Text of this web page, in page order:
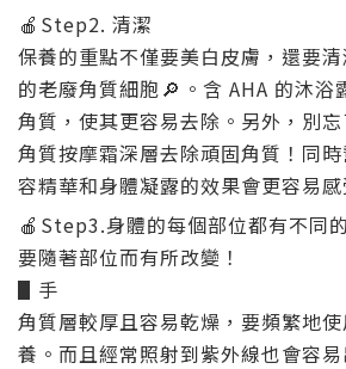
🍎 Step2. 清潔
保養的重點不僅要美白皮膚，還要
的老廢角質細胞🔎 。含 AHA 的沐
角質，使其更容易去除。另外，別
角質按摩霜深層去除頑固角質！同
容精華和身體凝露的效果會更容易感
🍎 Step3.身體的每個部位都有不同
要隨著部位而有所改變！
▋手
角質層較厚且容易乾燥，要頻繁地
養。而且經常照射到紫外線也會容